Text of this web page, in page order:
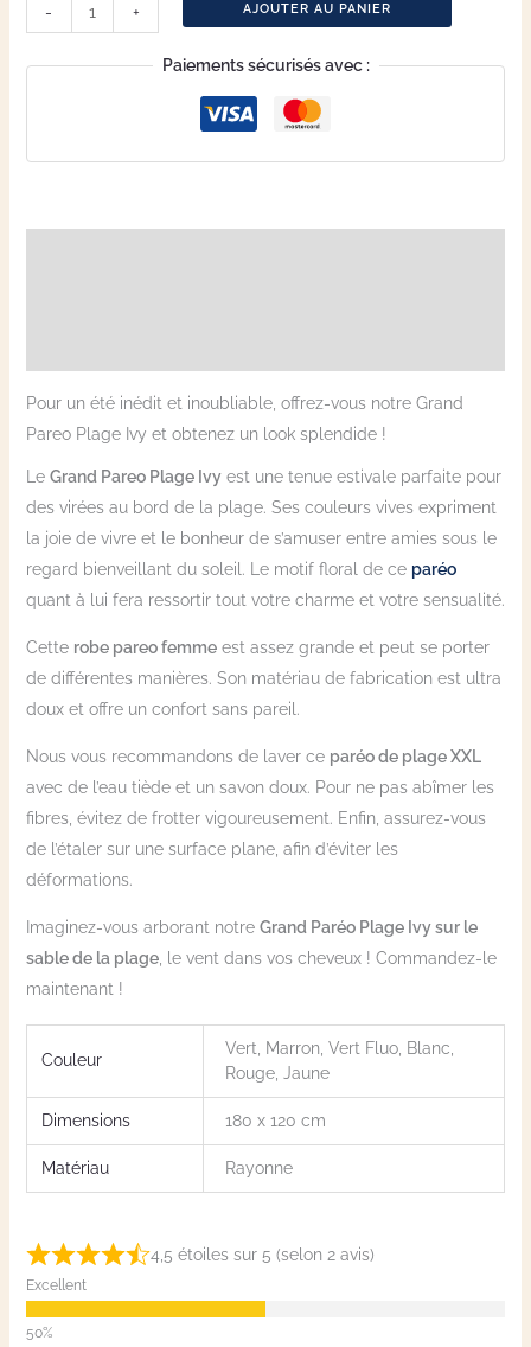
- + AJOUTER AU PANIER
Paiements sécurisés avec :
Pour un été inédit et inoubliable, offrez-vous notre Grand
Pareo Plage Ivy et obtenez un look splendide !
Le Grand Pareo Plage Ivyest une tenue estivale parfaite pour
des virées au bord de la plage. Ses couleurs vives expriment
la joie de vivre et le bonheur de s’amuser entre amies sous le
regard bienveillant du soleil. Le motif floral de ce paréo
quant à lui fera ressortir tout votre charme et votre sensualité.
Cette robe pareo femmeest assez grande et peut se porter
de différentes manières. Son matériau de fabrication est ultra
doux et offre un confort sans pareil.
Nous vous recommandons de laver ce paréo de plage XXL
avec de l’eau tiède et un savon doux. Pour ne pas abîmer les
fibres, évitez de frotter vigoureusement. Enfin, assurez-vous
de l’étaler sur une surface plane, afin d’éviter les
déformations.
Imaginez-vous arborant notre Grand Paréo Plage Ivy sur le
sable de la plage, le vent dans vos cheveux ! Commandez-le
maintenant !
Couleur
Vert, Marron, Vert Fluo, Blanc,
Rouge, Jaune
Dimensions 180 x 120 cm
Matériau Rayonne
4,5 étoiles sur 5 (selon 2 avis)
Excellent